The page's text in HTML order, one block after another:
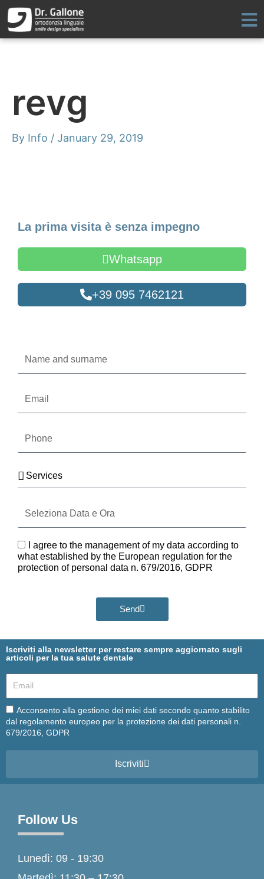
Skip
to
content
revg
By Info / January 29, 2019
La prima visita è senza impegno
Whatsapp
+39 095 7462121
and
surname
Services
Data
e
GDPRI agree to the management of my data according to
what established by the European regulation for the
protection of personal data n. 679/2016, GDPR
Send
Iscriviti alla newsletter per restare sempre aggiornato sugli
articoli per la tua salute dentale
Email
Email
Acconsento alla gestione dei miei dati secondo quanto stabilito
dal regolamento europeo per la protezione dei dati personali n.
679/2016, GDPR
Iscriviti
Follow Us
Lunedì: 09 - 19:30